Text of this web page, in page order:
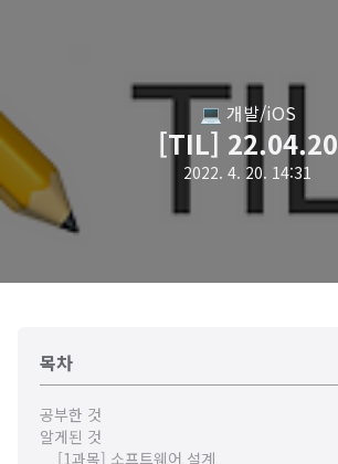
💻 개발/iOS
[TIL] 22.04.20
2022. 4. 20. 14:31
목차
공부한 것
알게된 것
[1과목] 소프트웨어 설계